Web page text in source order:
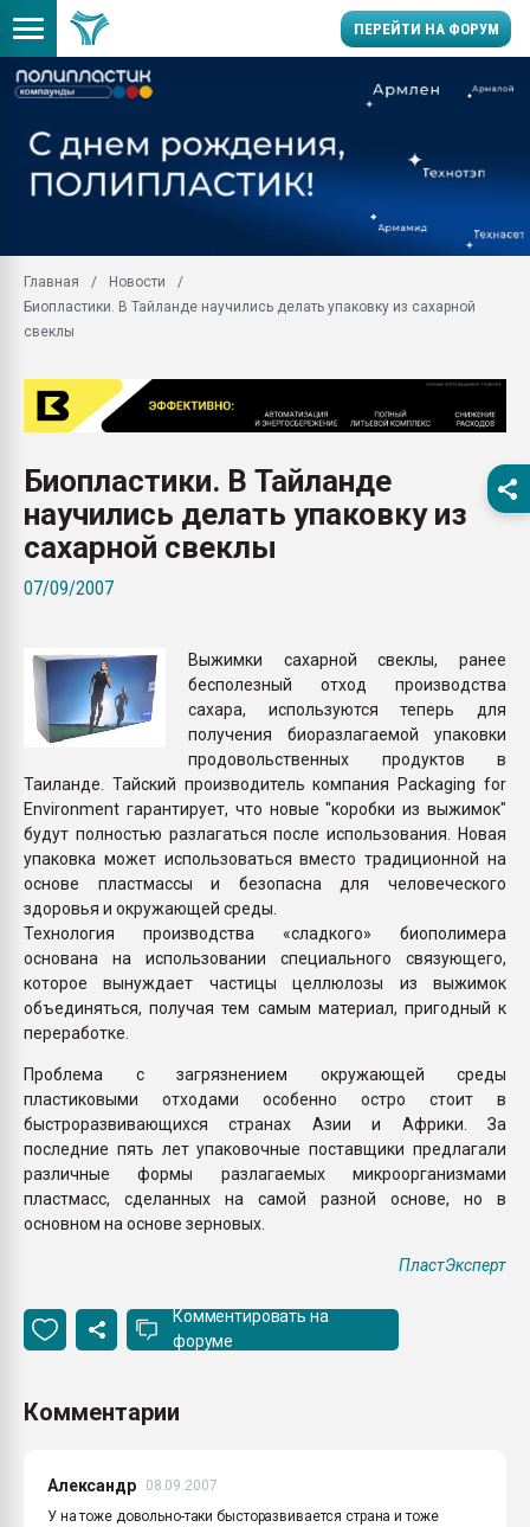
ПЕРЕЙТИ НА ФОРУМ
Подмосковье, Москва
первый план в
ситуацией на
Материал
вакуумного
Продам отходы
поликарбоната и АБС-
Armaloy PC/ABS-1IM
Главная
Новости
Биопластики. В Тайланде научились делать упаковку из сахарной
свеклы
Биопластики. В Тайланде
научились делать упаковку из
сахарной свеклы
07/09/2007
Выжимки сахарной свеклы, ранее
бесполезный отход производства
сахара, используются теперь для
получения биоразлагаемой упаковки
продовольственных продуктов в
Таиланде. Тайский производитель компания Packaging for
Environment гарантирует, что новые "коробки из выжимок"
будут полностью разлагаться после использования. Новая
упаковка может использоваться вместо традиционной на
основе пластмассы и безопасна для человеческого
здоровья и окружающей среды.
Технология производства «сладкого» биополимера
основана на использовании специального связующего,
которое вынуждает частицы целлюлозы из выжимок
объединяться, получая тем самым материал, пригодный к
переработке.
Проблема с загрязнением окружающей среды
пластиковыми отходами особенно остро стоит в
быстроразвивающихся странах Азии и Африки. За
последние пять лет упаковочные поставщики предлагали
различные формы разлагаемых микроорганизмами
пластмасс, сделанных на самой разной основе, но в
основном на основе зерновых.
ПластЭксперт
Комментировать на
форуме
Комментарии
Александр
08.09.2007
У на тоже довольно-таки бысторазвивается страна и тоже